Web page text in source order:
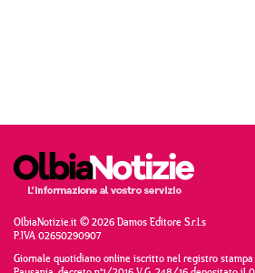
OlbiaNotizie.it © 2026 Damos Editore S.r.l.s
P.IVA 02650290907
Giornale quotidiano online iscritto nel registro